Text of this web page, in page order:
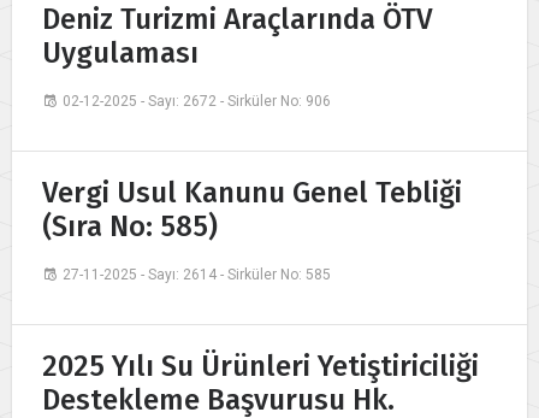
Deniz Turizmi Araçlarında ÖTV
Uygulaması
02-12-2025 - Sayı: 2672 - Sirküler No: 906
Vergi Usul Kanunu Genel Tebliği
(Sıra No: 585)
27-11-2025 - Sayı: 2614 - Sirküler No: 585
2025 Yılı Su Ürünleri Yetiştiriciliği
Destekleme Başvurusu Hk.